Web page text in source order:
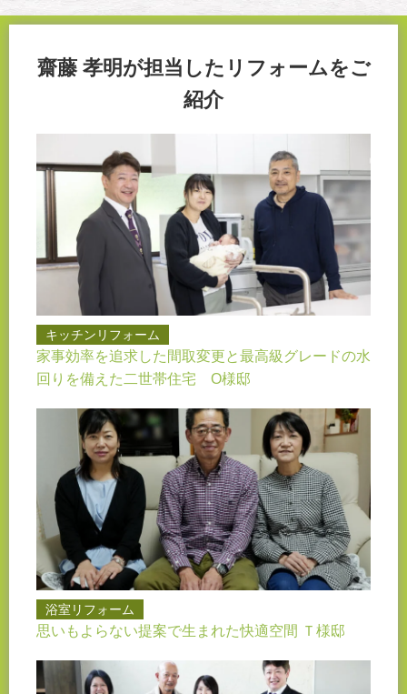
齋藤 孝明が担当したリフォームをご
紹介
キッチンリフォーム
家事効率を追求した間取変更と最高級グレードの水
回りを備えた二世帯住宅 O様邸
浴室リフォーム
思いもよらない提案で生まれた快適空間 Ｔ様邸